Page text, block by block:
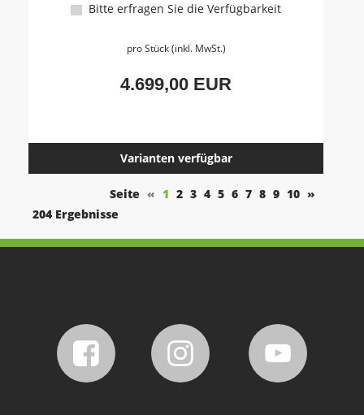
Bitte erfragen Sie die Verfügbarkeit
pro Stück (inkl. MwSt.)
4.699,00 EUR
Varianten verfügbar
Seite « 1 2 3 4 5 6 7 8 9 10 »
204 Ergebnisse